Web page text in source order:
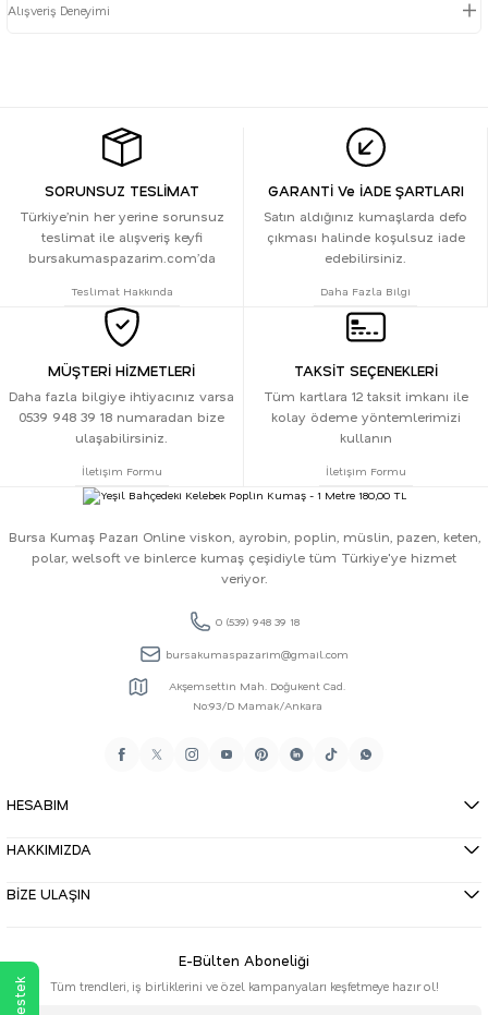
Alışveriş Deneyimi
SORUNSUZ TESLİMAT
Türkiye’nin her yerine sorunsuz
teslimat ile alışveriş keyfi
bursakumaspazarim.com’da
Teslimat Hakkında
GARANTİ Ve İADE ŞARTLARI
Satın aldığınız kumaşlarda defo
çıkması halinde koşulsuz iade
edebilirsiniz.
Daha Fazla Bilgi
MÜŞTERİ HİZMETLERİ
Daha fazla bilgiye ihtiyacınız varsa
0539 948 39 18 numaradan bize
ulaşabilirsiniz.
İletişim Formu
TAKSİT SEÇENEKLERİ
Tüm kartlara 12 taksit imkanı ile
kolay ödeme yöntemlerimizi
kullanın
İletişim Formu
Bursa Kumaş Pazarı Online viskon, ayrobin, poplin, müslin, pazen, keten,
polar, welsoft ve binlerce kumaş çeşidiyle tüm Türkiye'ye hizmet
veriyor.
0 (539) 948 39 18
bursakumaspazarim@gmail.com
Akşemsettin Mah. Doğukent Cad.
No:93/D Mamak/Ankara
HESABIM
HAKKIMIZDA
BİZE ULAŞIN
E-Bülten Aboneliği
Tüm trendleri, iş birliklerini ve özel kampanyaları keşfetmeye hazır ol!